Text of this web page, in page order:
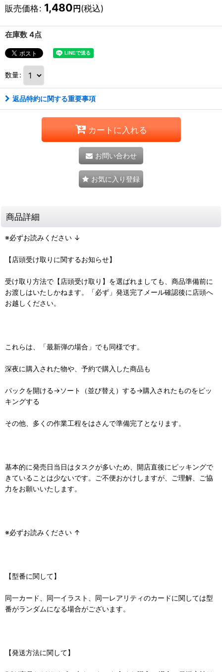
販売価格: 1,480 円 (税込)
在庫数 4点
数量:
返品特約に関する重要事項
カートに入れる
お問い合わせ
お気に入り登録
商品詳細
※必ずお読みください ↓
【店頭受け取りに関するお知らせ】
受け取り方法で【店頭受け取り】を選ばれましても、商品準備前に
お渡しはいたしかねます。「必ず」発送完了メール確認後に店頭へ
お越しください。
これらは、「最新弾の場合」でも同様です。
深夜に購入された物や、予約で購入した商品も
パックを開ける→ソート（並び替え）する→購入されたものをピッ
キングする
その他、多くの作業工程をはさんで準備完了となります。
基本的に発売日当日はタスクが多いため、開店直後にピッキングで
きていることは少ないです。ご不便おかけしますが、ご理解、ご協
力をお願いいたします。
※必ずお読みください ↑
【型番に関して】
同一カード、同一イラスト、同一レアリティのカードに関しては型
番がランダムになる場合がございます。
【発送方法に関して】